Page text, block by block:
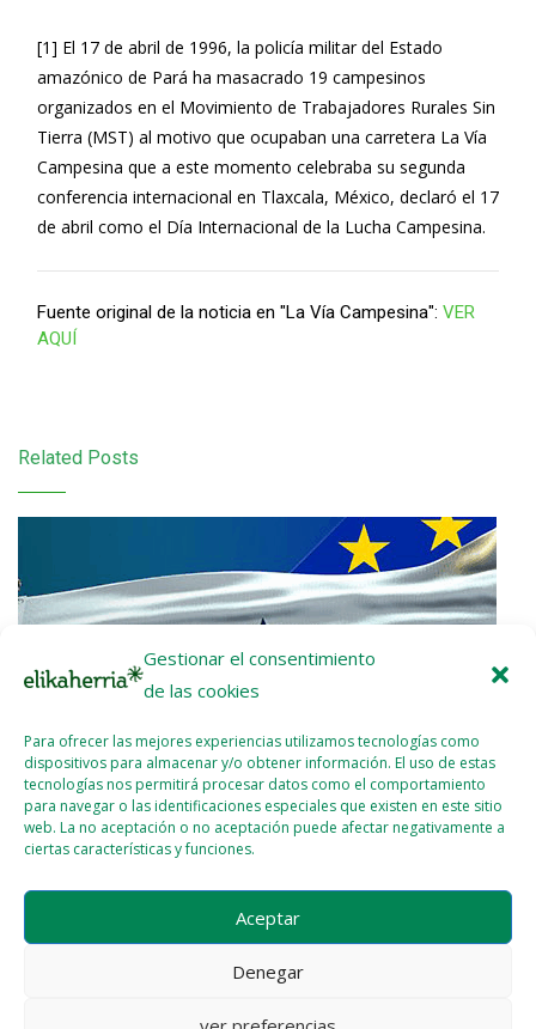
Gestionar el consentimiento
de las cookies
Para ofrecer las mejores experiencias utilizamos tecnologías como
dispositivos para almacenar y/o obtener información. El uso de estas
tecnologías nos permitirá procesar datos como el comportamiento
para navegar o las identificaciones especiales que existen en este sitio
web. La no aceptación o no aceptación puede afectar negativamente a
ciertas características y funciones.
Aceptar
Denegar
[1] El 17 de abril de 1996, la policía militar del Estado
amazónico de Pará ha masacrado 19 campesinos
organizados en el Movimiento de Trabajadores Rurales Sin
Tierra (MST) al motivo que ocupaban una carretera La Vía
Campesina que a este momento celebraba su segunda
conferencia internacional en Tlaxcala, México, declaró el 17
de abril como el Día Internacional de la Lucha Campesina.
Fuente original de la noticia en "La Vía Campesina": VER
AQUÍ
Related Posts
Nota de prensa: ¡UE-Mercosur Stop!
WEBMASTER